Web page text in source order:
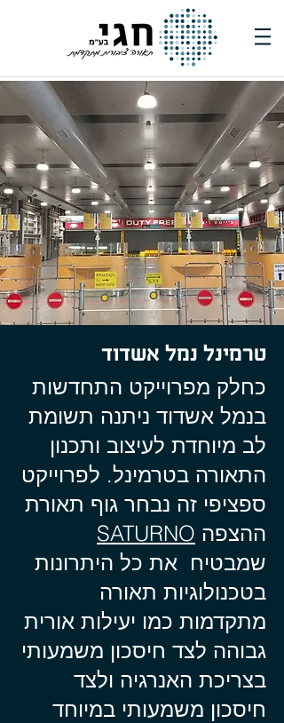
טרמינל נמל אשדוד
כחלק מפרוייקט התחדשות
בנמל אשדוד ניתנה תשומת
לב מיוחדת לעיצוב ותכנון
התאורה בטרמינל. לפרוייקט
ספציפי זה נבחר גוף תאורת
ההצפה SATURNO
שמבטיח את כל היתרונות
בטכנולוגיות תאורה
מתקדמות כמו יעילות אורית
גבוהה לצד חיסכון משמעותי
בצריכת האנרגיה ולצד
חיסכון משמעותי במיוחד